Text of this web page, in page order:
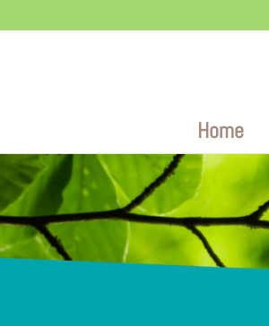
Home